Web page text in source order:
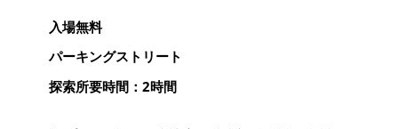
入場無料
パーキングストリート
探索所要時間：2時間